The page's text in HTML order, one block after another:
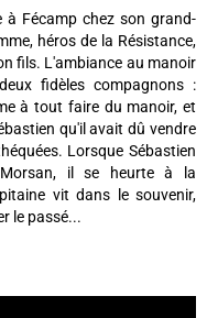
à Fécamp chez son grand-
héros de la Résistance,
fils. L'ambiance au manoir
fidèles compagnons :
à tout faire du manoir, et
qu'il avait dû vendre
Lorsque Sébastien
il se heurte à la
vit dans le souvenir,
le passé...